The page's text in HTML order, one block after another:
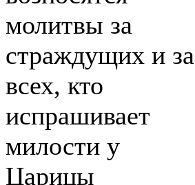
молитвы за
страждущих и за
всех, кто
испрашивает
милости у
Царицы